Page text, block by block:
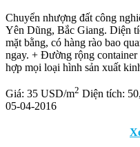
Chuyển nhượng đất công
Yên Dũng, Bắc Giang. Diện
mặt bằng, có hàng rào bao
ngay. + Đường rộng
hợp mọi loại hình sản xuất
Giá: 35 USD/m2 Diện tích:
05-04-2016